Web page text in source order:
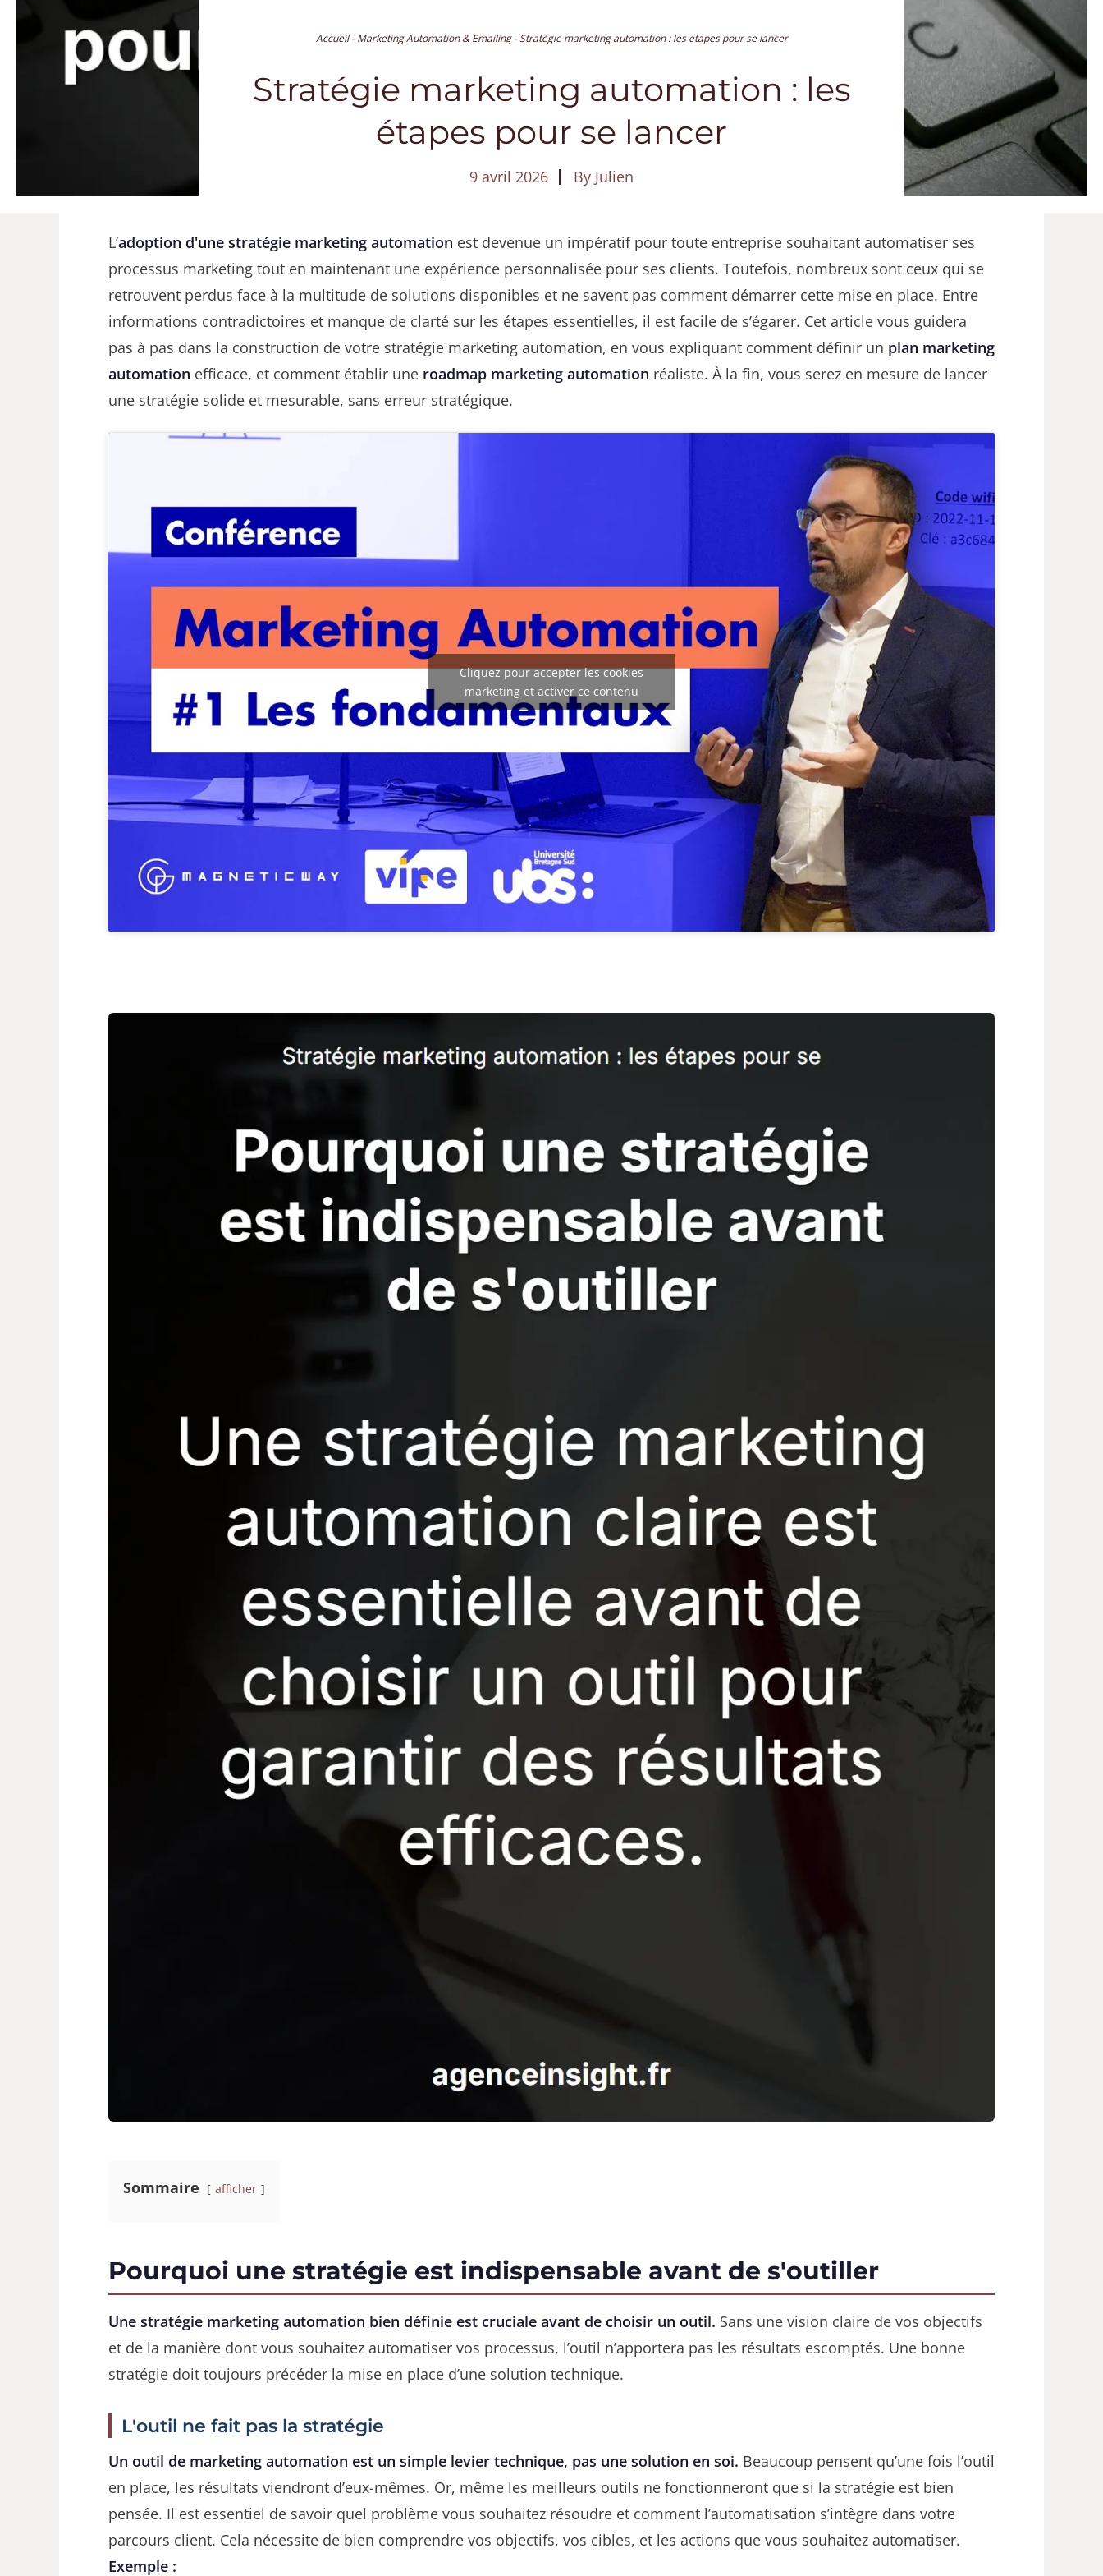
Accueil-Marketing Automation & Emailing-Stratégie marketing automation : les étapes pour se lancer
Stratégie marketing automation : les
étapes pour se lancer
9 avril 2026 By Julien
L’adoption d'une stratégie marketing automation est devenue un impératif pour toute entreprise souhaitant automatiser ses
processus marketing tout en maintenant une expérience personnalisée pour ses clients. Toutefois, nombreux sont ceux qui se
retrouvent perdus face à la multitude de solutions disponibles et ne savent pas comment démarrer cette mise en place. Entre
informations contradictoires et manque de clarté sur les étapes essentielles, il est facile de s’égarer. Cet article vous guidera
pas à pas dans la construction de votre stratégie marketing automation, en vous expliquant comment définir un plan marketing
automation efficace, et comment établir une roadmap marketing automation réaliste. À la fin, vous serez en mesure de lancer
une stratégie solide et mesurable, sans erreur stratégique.
Cliquez pour accepter les cookies
marketing et activer ce contenu
Sommaire afficher
Pourquoi une stratégie est indispensable avant de s'outiller
Une stratégie marketing automation bien définie est cruciale avant de choisir un outil. Sans une vision claire de vos objectifs
et de la manière dont vous souhaitez automatiser vos processus, l’outil n’apportera pas les résultats escomptés. Une bonne
stratégie doit toujours précéder la mise en place d’une solution technique.
L'outil ne fait pas la stratégie
Un outil de marketing automation est un simple levier technique, pas une solution en soi. Beaucoup pensent qu’une fois l’outil
en place, les résultats viendront d’eux-mêmes. Or, même les meilleurs outils ne fonctionneront que si la stratégie est bien
pensée. Il est essentiel de savoir quel problème vous souhaitez résoudre et comment l’automatisation s’intègre dans votre
parcours client. Cela nécessite de bien comprendre vos objectifs, vos cibles, et les actions que vous souhaitez automatiser.
Exemple :